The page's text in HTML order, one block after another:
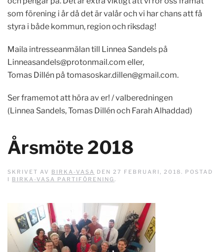
som förening i år då det är valår och vi har chans att få
styra i både kommun, region och riksdag!
Maila intresseanmälan till Linnea Sandels på
Linneasandels@protonmail.com eller,
Tomas Dillén på tomasoskar.dillen@gmail.com.
Ser framemot att höra av er! / valberedningen
(Linnea Sandels, Tomas Dillén och Farah Alhaddad)
Årsmöte 2018
SKRIVET AV BIRKA-VASA DEN 27 FEBRUARI, 2018. POSTAD
I BIRKA-VASA PARTIFÖRENING.